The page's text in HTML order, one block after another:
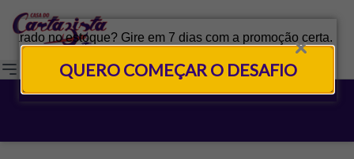
QUERO COMEÇAR O DESAFIO